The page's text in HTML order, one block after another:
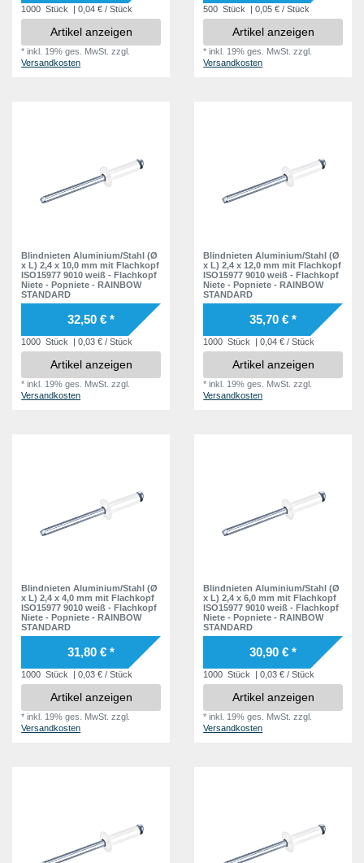
1000 Stück | 0,04 € / Stück
Artikel anzeigen
*inkl. 19% ges. MwSt. zzgl.
Versandkosten
500 Stück | 0,05 € / Stück
Artikel anzeigen
*inkl. 19% ges. MwSt. zzgl.
Versandkosten
Blindnieten Aluminium/Stahl (Ø
x L) 2,4 x 10,0 mm mit Flachkopf
ISO15977 9010 weiß - Flachkopf
Niete - Popniete - RAINBOW
STANDARD
32,50 € *
1000 Stück | 0,03 € / Stück
Artikel anzeigen
*inkl. 19% ges. MwSt. zzgl.
Versandkosten
Blindnieten Aluminium/Stahl (Ø
x L) 2,4 x 12,0 mm mit Flachkopf
ISO15977 9010 weiß - Flachkopf
Niete - Popniete - RAINBOW
STANDARD
35,70 € *
1000 Stück | 0,04 € / Stück
Artikel anzeigen
*inkl. 19% ges. MwSt. zzgl.
Versandkosten
Blindnieten Aluminium/Stahl (Ø
x L) 2,4 x 4,0 mm mit Flachkopf
ISO15977 9010 weiß - Flachkopf
Niete - Popniete - RAINBOW
STANDARD
31,80 € *
1000 Stück | 0,03 € / Stück
Artikel anzeigen
*inkl. 19% ges. MwSt. zzgl.
Versandkosten
Blindnieten Aluminium/Stahl (Ø
x L) 2,4 x 6,0 mm mit Flachkopf
ISO15977 9010 weiß - Flachkopf
Niete - Popniete - RAINBOW
STANDARD
30,90 € *
1000 Stück | 0,03 € / Stück
Artikel anzeigen
*inkl. 19% ges. MwSt. zzgl.
Versandkosten